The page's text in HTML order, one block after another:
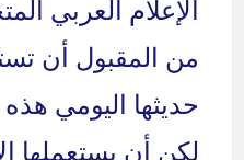
الإعلام العربي
من المقبول أن
حديثها اليومي
لكن أن يستعملها